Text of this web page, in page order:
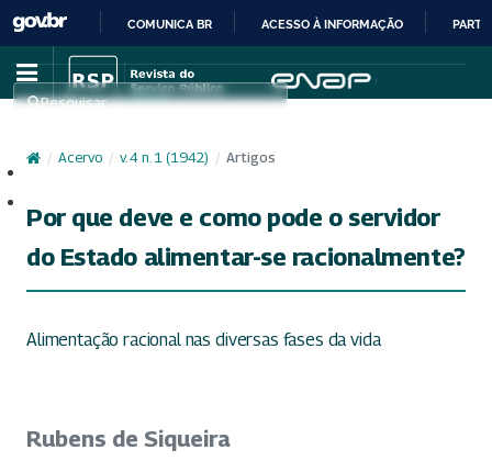
IR
PARA
CONTEÚDO
COMUNICA BR ACESSO À INFORMAÇÃO
Pesquisar
/ Acervo / v. 4 n. 1 (1942) / Artigos
Por que deve e como pode o servidor
do Estado alimentar-se racionalmente?
Alimentação racional nas diversas fases da vida
Rubens de Siqueira